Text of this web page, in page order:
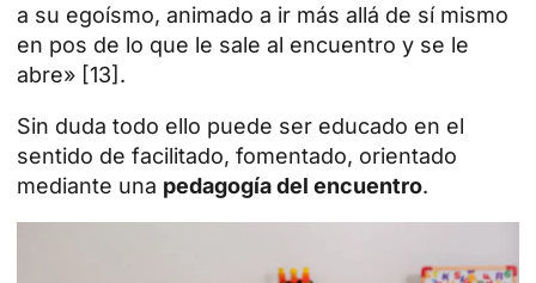
a su egoísmo, animado a ir más allá de sí mismo
en pos de lo que le sale al encuentro y se le
abre» [13].
Sin duda todo ello puede ser educado en el
sentido de facilitado, fomentado, orientado
mediante una pedagogía del encuentro.